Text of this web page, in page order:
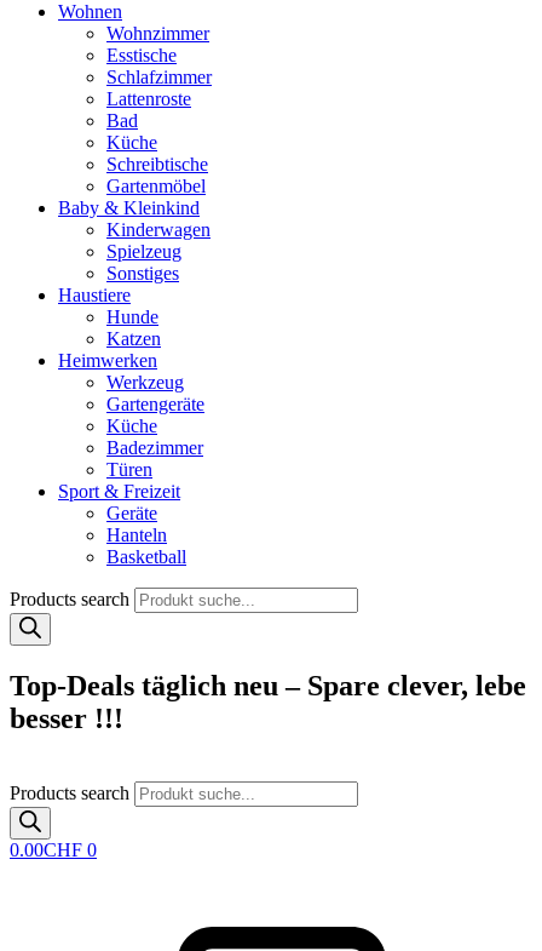
Wohnen
Wohnzimmer
Esstische
Schlafzimmer
Lattenroste
Bad
Küche
Schreibtische
Gartenmöbel
Baby & Kleinkind
Kinderwagen
Spielzeug
Sonstiges
Haustiere
Hunde
Katzen
Heimwerken
Werkzeug
Gartengeräte
Küche
Badezimmer
Türen
Sport & Freizeit
Geräte
Hanteln
Basketball
Products search
Top-Deals täglich neu – Spare clever, lebe
besser !!!
Products search
0.00CHF 0